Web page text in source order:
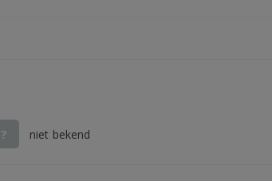
? niet bekend